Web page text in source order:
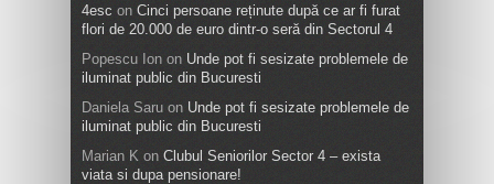
4esc on Cinci persoane reținute după ce ar fi furat
flori de 20.000 de euro dintr-o seră din Sectorul 4
Popescu Ion on Unde pot fi sesizate problemele de
iluminat public din Bucuresti
Daniela Saru on Unde pot fi sesizate problemele de
iluminat public din Bucuresti
Marian K on Clubul Seniorilor Sector 4 – exista
viata si dupa pensionare!